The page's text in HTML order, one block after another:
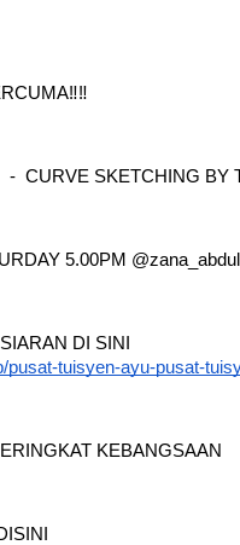
-  CURVE SKETCHING
5.00PM @zana_abdul
DI SINI
pusat-tuisyen-ayu-pusat-
KEBANGSAAN